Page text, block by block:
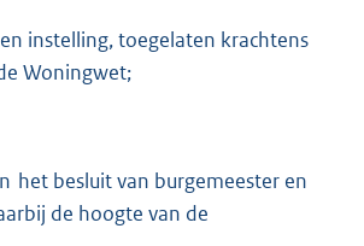
instelling, toegelaten krachtens
Woningwet;
het besluit van burgemeester en
de hoogte van de